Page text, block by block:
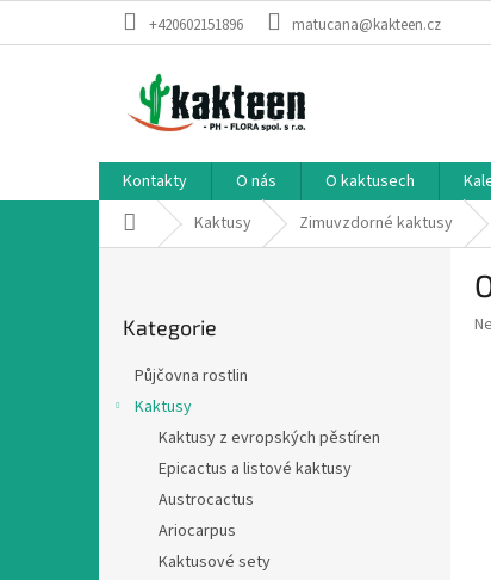
+420602151896 matucana@kakteen.cz
Kontakty O nás O kaktusech
Domů Kaktusy Zimuvzdorné kaktusy
kategorie
Kategorie
Půjčovna rostlin
Kaktusy
Kaktusy z evropských pěstíren
Epicactus a listové kaktusy
Austrocactus
Ariocarpus
Kaktusové sety